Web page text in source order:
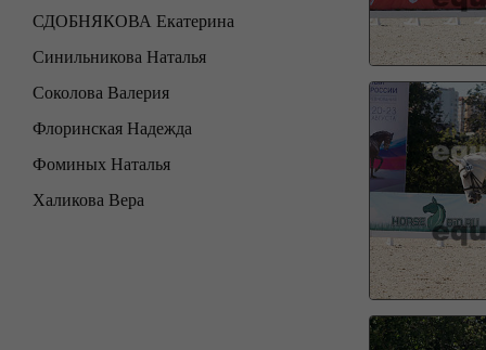
СДОБНЯКОВА Екатерина
Синильникова Наталья
Соколова Валерия
Флоринская Надежда
Фоминых Наталья
Халикова Вера